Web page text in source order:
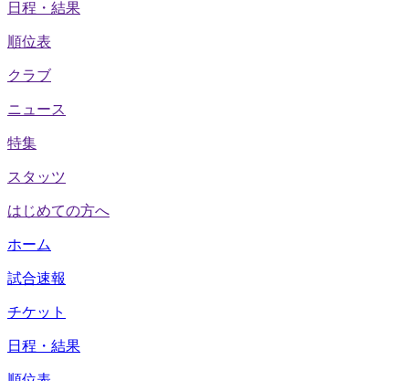
日程・結果
順位表
クラブ
ニュース
特集
スタッツ
はじめての方へ
ホーム
試合速報
チケット
日程・結果